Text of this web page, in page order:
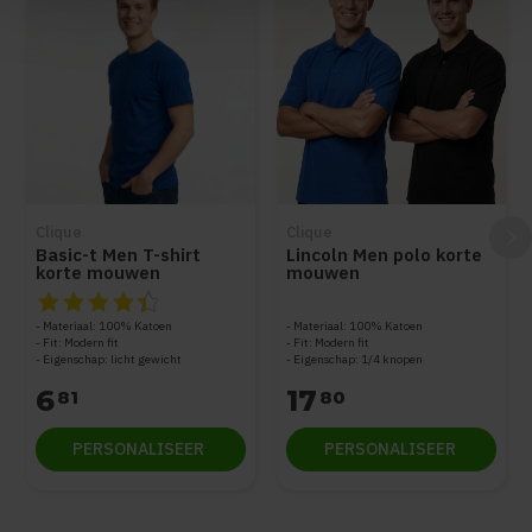
Basic-t Men T-shirt
korte mouwen
De beoordeling van dit product is
Materiaal: 100% Katoen
Fit: Modern fit
Eigenschap: licht gewicht
681
PERSONALISEER
Lincoln Men polo korte
mouwen
Materiaal: 100% Katoen
Fit: Modern fit
Eigenschap: 1/4 knopen
17 80
PERSONALISEER